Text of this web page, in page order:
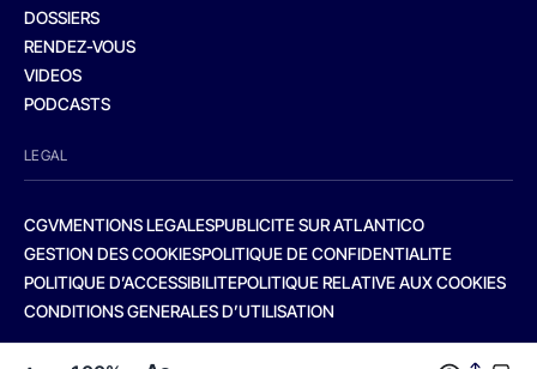
DOSSIERS
RENDEZ-VOUS
VIDEOS
PODCASTS
LEGAL
CGVMENTIONS LEGALESPUBLICITE SUR ATLANTICO
GESTION DES COOKIESPOLITIQUE DE CONFIDENTIALITE
POLITIQUE D’ACCESSIBILITEPOLITIQUE RELATIVE AUX COOKIES
CONDITIONS GENERALES D’UTILISATION